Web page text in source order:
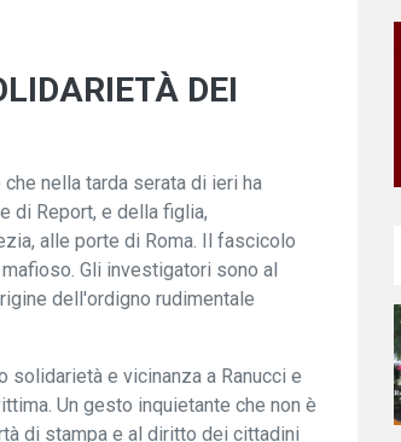
DEI
nella tarda serata di ieri ha
di Report, e della figlia,
alle porte di Roma. Il fascicolo
Gli investigatori sono al
dell'ordigno rudimentale
solidarietà e vicinanza a Ranucci e
Un gesto inquietante che non è
di stampa e al diritto dei cittadini